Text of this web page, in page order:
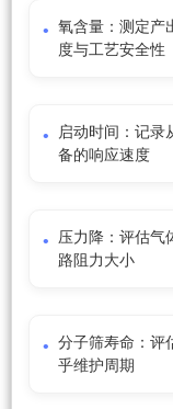
氧含量：测定产
度与工艺安全性
启动时间：记录
备的响应速度
压力降：评估气
路阻力大小
分子筛寿命：评
乎维护周期